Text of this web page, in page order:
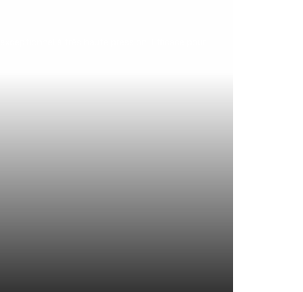
à très haute pression. Efficace pour